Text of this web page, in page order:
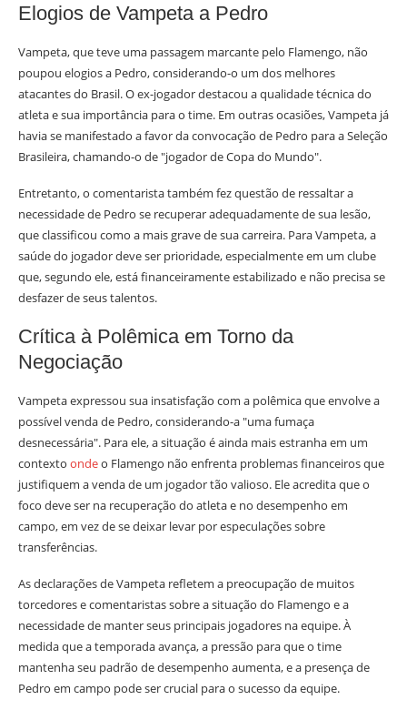
Elogios de Vampeta a Pedro
Vampeta, que teve uma passagem marcante pelo Flamengo, não
poupou elogios a Pedro, considerando-o um dos melhores
atacantes do Brasil. O ex-jogador destacou a qualidade técnica do
atleta e sua importância para o time. Em outras ocasiões, Vampeta já
havia se manifestado a favor da convocação de Pedro para a Seleção
Brasileira, chamando-o de "jogador de Copa do Mundo".
Entretanto, o comentarista também fez questão de ressaltar a
necessidade de Pedro se recuperar adequadamente de sua lesão,
que classificou como a mais grave de sua carreira. Para Vampeta, a
saúde do jogador deve ser prioridade, especialmente em um clube
que, segundo ele, está financeiramente estabilizado e não precisa se
desfazer de seus talentos.
Crítica à Polêmica em Torno da
Negociação
Vampeta expressou sua insatisfação com a polêmica que envolve a
possível venda de Pedro, considerando-a "uma fumaça
desnecessária". Para ele, a situação é ainda mais estranha em um
contexto ondeo Flamengo não enfrenta problemas financeiros que
justifiquem a venda de um jogador tão valioso. Ele acredita que o
foco deve ser na recuperação do atleta e no desempenho em
campo, em vez de se deixar levar por especulações sobre
transferências.
As declarações de Vampeta refletem a preocupação de muitos
torcedores e comentaristas sobre a situação do Flamengo e a
necessidade de manter seus principais jogadores na equipe. À
medida que a temporada avança, a pressão para que o time
mantenha seu padrão de desempenho aumenta, e a presença de
Pedro em campo pode ser crucial para o sucesso da equipe.